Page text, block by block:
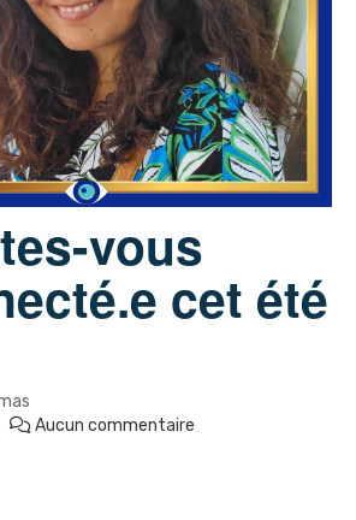
vous
cet été
Aucun commentaire